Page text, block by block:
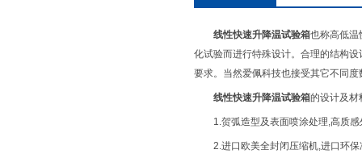
线性快速升降温试验箱也称高低温
化试验而进行特殊设计。合理的结构
要求。当然爱佩科技也接受其它不同
线性快速升降温试验箱的设计及材
1.贺弧造型及表面喷涂处理,高质
2.进口欧美全封闭压缩机,进口环